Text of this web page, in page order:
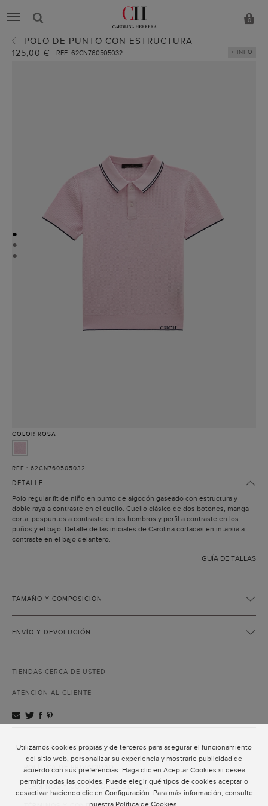
Utilizamos cookies propias y de terceros para asegurar el funcionamiento
del sitio web, personalizar su experiencia y mostrarle publicidad de
acuerdo con sus preferencias. Haga clic en Aceptar Cookies si desea
permitir todas las cookies. Puede elegir qué tipos de cookies aceptar o
desactivar haciendo clic en Configuración. Para más información, consulte
nuestra Política de Cookies
0
POLO DE PUNTO CON ESTRUCTURA
125,00 € REF. 62CN760505032 + INFO
●
●
●
COLOR ROSA
REF.: 62CN760505032
DETALLE
Polo regular fit de niño en punto de algodón gaseado con estructura y
doble raya a contraste en el cuello. Cuello clásico de dos botones, manga
corta, pespuntes a contraste en los hombros y perfil a contraste en los
puños y el bajo. Detalle de las iniciales de Carolina cortadas en intarsia a
contraste en el bajo delantero.
GUÍA DE TALLAS
TAMAÑO Y COMPOSICIÓN
ENVÍO Y DEVOLUCIÓN
TIENDAS CERCA DE USTED
ATENCIÓN AL CLIENTE
ATENCIÓN AL CLIENTE
POLÍTICA DE PRIVACIDAD
TÉRMINOS Y CONDICIONES DE USO